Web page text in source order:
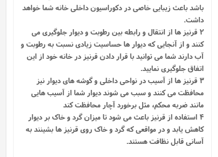
باشد باعث زیبایی خاصی در دکوراسیون داخلی خانه شما خواهد
داشت.
2 قرنیز ها از انتقال و رابطه بین رطوبت و دیوار جلوگیری می
کنند و از آنجایی که دیوار ها حساسیت زیادی نسبت به رطوبت و
آب دارند شما می توانید با قرار دادن قرنیز در خانه خود از این
اتفاق جلوگیری نمایید.
3 قرنیز ها از آسیب در نواحی داخلی و گوشه های دیوار نیز
محافظت می کنند و سبب می شوند دیوار شما از آسیب هایی
مانند ضربه محکم، مثل برخورد آچار محافظت کند
4 استفاده از قرنیز باعث می شود تا میزان گرد و خاک بر دیوار
کاهش یابد و در مواقعی که گرد و خاک روی قرنیز ها بشینند به
آسانی قابل نظافت هستند.